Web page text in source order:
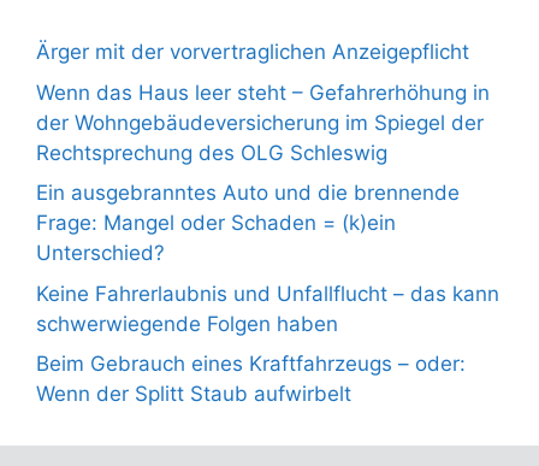
Ärger mit der vorvertraglichen Anzeigepflicht
Wenn das Haus leer steht – Gefahrerhöhung in
der Wohngebäudeversicherung im Spiegel der
Rechtsprechung des OLG Schleswig
Ein ausgebranntes Auto und die brennende
Frage: Mangel oder Schaden = (k)ein
Unterschied?
Keine Fahrerlaubnis und Unfallflucht – das kann
schwerwiegende Folgen haben
Beim Gebrauch eines Kraftfahrzeugs – oder:
Wenn der Splitt Staub aufwirbelt